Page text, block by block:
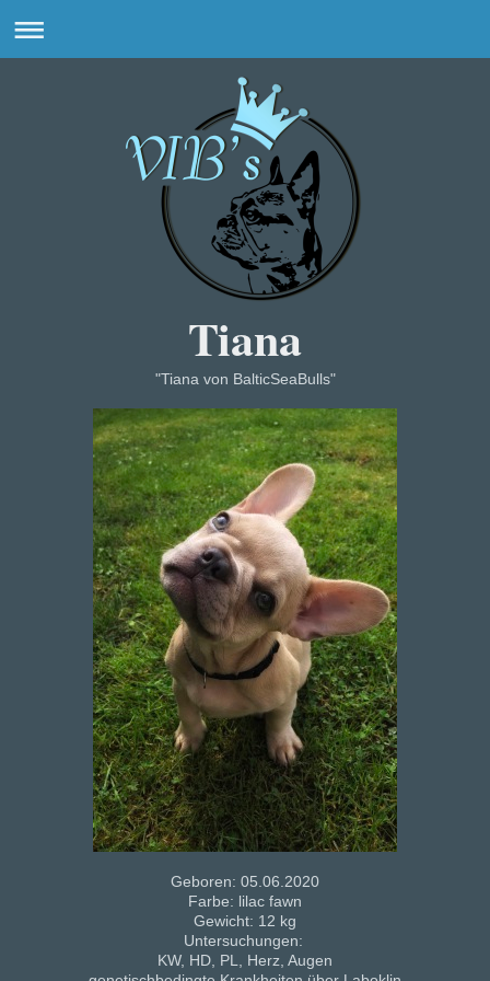
Tiana
"Tiana von BalticSeaBulls"
Geboren: 05.06.2020
Farbe: lilac fawn
Gewicht: 12 kg
Untersuchungen:
KW, HD, PL, Herz, Augen